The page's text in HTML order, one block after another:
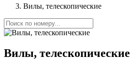
Вилы, телескопические
Вилы, телескопические